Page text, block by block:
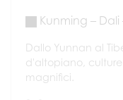
Kunming – Dali
Dallo Yunnan al
d'altopiano,
magnifici.